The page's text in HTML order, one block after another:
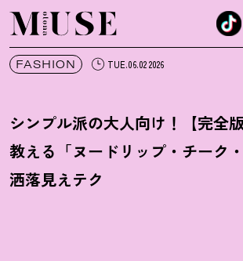
オトナミューズ ウェブ
FASHION TUE.06.02 2026
シンプル派の大人向け ！
【完全
教える「ヌードリップ・チーク
洒落見えテク